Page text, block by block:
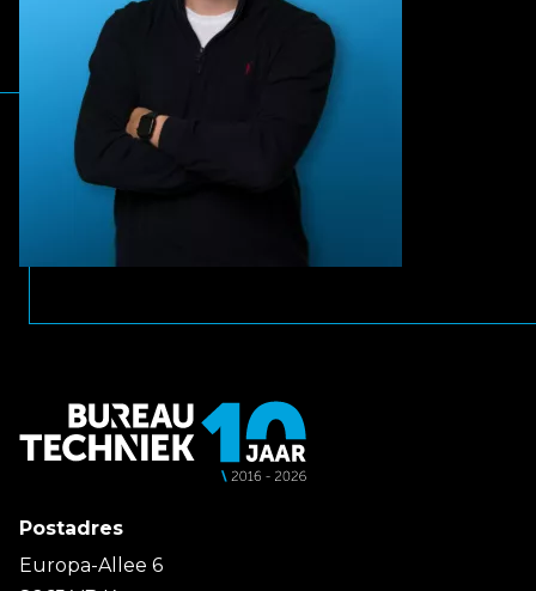
Postadres
Europa-Allee 6